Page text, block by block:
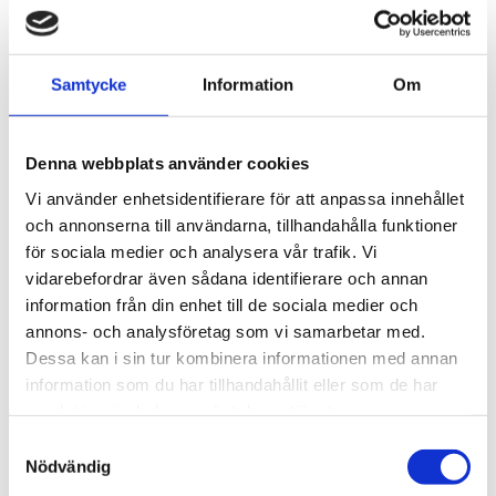
Samtycke Information Om
Denna webbplats använder cookies
Vi använder enhetsidentifierare för att anpassa innehållet
och annonserna till användarna, tillhandahålla funktioner
för sociala medier och analysera vår trafik. Vi
vidarebefordrar även sådana identifierare och annan
information från din enhet till de sociala medier och
annons- och analysföretag som vi samarbetar med.
Dessa kan i sin tur kombinera informationen med annan
information som du har tillhandahållit eller som de har
Nödvändig
Undantag från vägavgift
Vissa fordon är undantagna från vägavgift. Det gäller
exempelvis:
används i yrkestrafik
Fordon som tillhör försvarsmakten, polisen eller
räddningstjänsten
Väghållningsfordon som används minst 90 % i
vägunderhåll och har särskilda yttre
kännetecken
Kontroll
betalat vägavgift oavsett vilket land fordonet är registrerat
i.